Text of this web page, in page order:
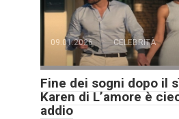
09.01.2026
CELEBRITÀ
Fine dei sogni dopo il
Karen di L’amore è
addio